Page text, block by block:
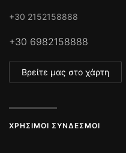
+30 2152158888
+30 6982158888
Βρείτε μας στο χάρτη
ΧΡΉΣΙΜΟΙ ΣΎΝΔΕΣΜΟΙ